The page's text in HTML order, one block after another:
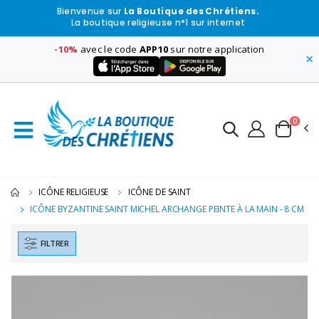
Bienvenue sur La Boutique des Chrétiens.
La boutique religieuse n°1 sur internet
-10% avec le code APP10 sur notre application
×
0
ICÔNE RELIGIEUSE
ICÔNE DE SAINT
ICÔNE BYZANTINE SAINT MICHEL ARCHANGE PEINTE À LA MAIN - 8 CM
FILTRER